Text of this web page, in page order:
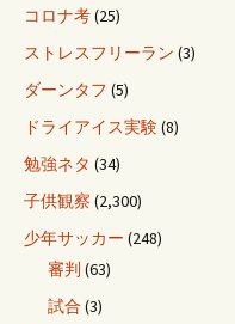
コロナ考(25)
ストレスフリーラン (3)
ダーンタフ (5)
ドライアイス実験(8)
勉強ネタ (34)
子供観察 (2,300)
少年サッカー (248)
審判 (63)
試合 (3)